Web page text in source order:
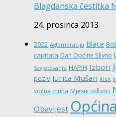
Blagdanska čestitka
24. prosinca 2013
2022 Aglomeracija Blace
capitata Dan Općine Slivno
Savjetovanje HAPIH Izbori
poziv Jurica Mušan Klek
voćna muha Mjesni odbori
Obavijest